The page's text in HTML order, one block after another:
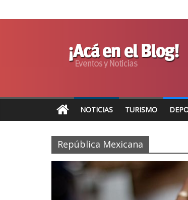
NOTICIAS TURISMO
República Mexicana